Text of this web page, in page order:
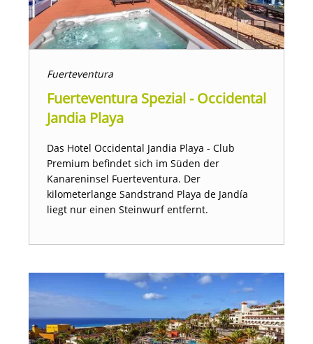
Fuerteventura
Fuerteventura Spezial - Occidental
Jandia Playa
Das Hotel Occidental Jandia Playa - Club
Premium befindet sich im Süden der
Kanareninsel Fuerteventura. Der
kilometerlange Sandstrand Playa de Jandía
liegt nur einen Steinwurf entfernt.